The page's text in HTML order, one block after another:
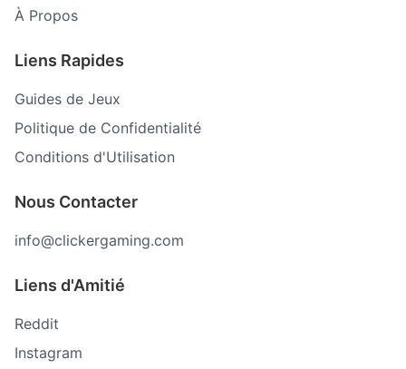
À Propos
Liens Rapides
Guides de Jeux
Politique de Confidentialité
Conditions d'Utilisation
Nous Contacter
info@clickergaming.com
Liens d'Amitié
Reddit
Instagram